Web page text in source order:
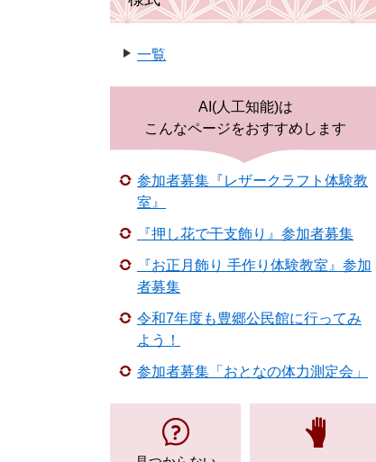
一覧
AI(人工知能)は
こんなページをおすすめします
参加者募集『レザークラフト体験教
室』
『押し花で干支飾り』参加者募集
『お正月飾り 手作り体験教室』参加
者募集
令和7年度も豊郷公民館に行ってみ
よう！
参加者募集「おとなの体力測定会」